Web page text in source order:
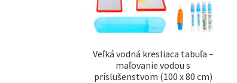
Veľká vodná kresliaca tabuľa –
maľovanie vodou s
príslušenstvom (100 x 80 cm)